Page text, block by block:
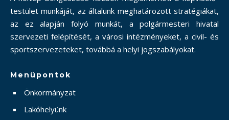
testület munkáját, az általunk meghatározott stratégiákat,
az ez alapján folyó munkát, a polgármesteri hivatal
szervezeti felépítését, a városi intézményeket, a civil- és
sportszervezeteket, továbbá a helyi jogszabályokat.
Menüpontok
Önkormányzat
Lakóhelyünk